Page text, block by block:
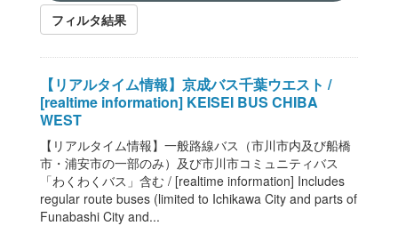
フィルタ結果
【リアルタイム情報】京成バス千葉ウエスト /
[realtime information] KEISEI BUS CHIBA
WEST
【リアルタイム情報】一般路線バス（市川市内及び船橋
市・浦安市の一部のみ）及び市川市コミュニティバス
「わくわくバス」含む / [realtime information] Includes
regular route buses (limited to Ichikawa City and parts of
Funabashi City and...